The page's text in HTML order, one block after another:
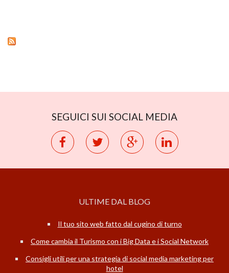
SEGUICI SUI SOCIAL MEDIA
ULTIME DAL BLOG
Il tuo sito web fatto dal cugino di turno
Come cambia il Turismo con i Big Data e i Social Network
Consigli utili per una strategia di social media marketing per
hotel